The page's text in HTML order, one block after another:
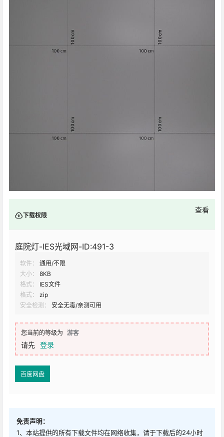
下载权限
查看
庭院灯-IES光域网-ID:491-3
软件：
通用/不限
大小：
8KB
格式：
IES文件
格式：
zip
安全检测：
安全无毒/亲测可用
您当前的等级为 游客
请先 登录
百度网盘
免责声明：
1、本站提供的所有下载文件均在网络收集，请于下载后的24小时